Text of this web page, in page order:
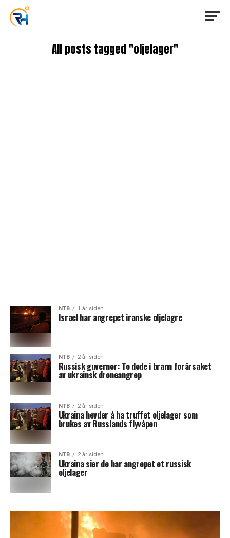
All posts tagged "oljelager"
NTB 1 år siden
Israel har angrepet iranske oljelagre
NTB 2 år siden
Russisk guvernør: To døde i brann forårsaket
av ukrainsk droneangrep
NTB 2 år siden
Ukraina hevder å ha truffet oljelager som
brukes av Russlands flyvåpen
NTB 2 år siden
Ukraina sier de har angrepet et russisk
oljelager